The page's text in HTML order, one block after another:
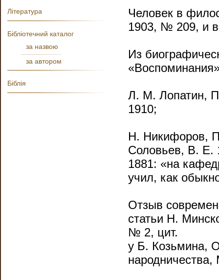
Человек в
1903, № 209, и в
Из
Л. М. Лопатин,
1910;
Н. Никифоров,
Соловьев, В. Е.
1881: «на
учил, как
Отзыв
статьи Н.
№ 2, цит.
у Б. Козьмина,
Література
Бібліотечний каталог
за назвою
за автором
Біблія